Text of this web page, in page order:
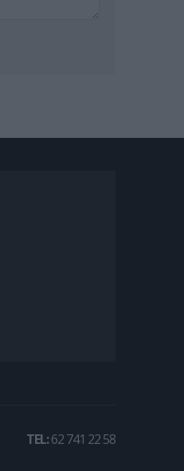
TEL:62 741 22 58